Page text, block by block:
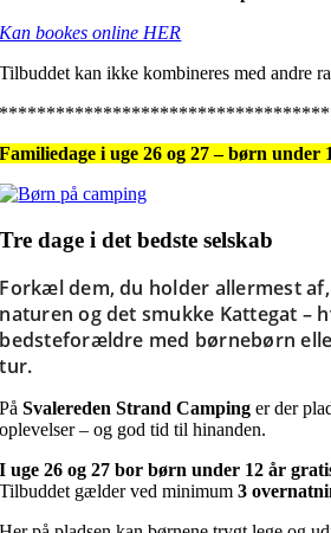
Kan bookes online HER
Tilbuddet kan ikke kombineres med andre
Familiedage i uge 26 og 27 – børn under
Tre dage i det bedste selskab
Forkæl dem, du holder allermest
naturen og det smukke Kattegat –
bedsteforældre med børnebørn
tur.
PåSvalereden Strand Camping er der
oplevelser – og god tid til hinanden.
I uge 26 og 27 bor børn under 12 år
Tilbuddet gælder ved minimum3